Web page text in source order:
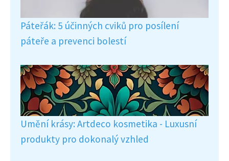
Páteřák: 5 účinných cviků pro posílení
páteře a prevenci bolestí
Umění krásy: Artdeco kosmetika - Luxusní
produkty pro dokonalý vzhled